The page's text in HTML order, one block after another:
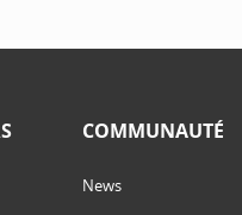
COMMUNAUTÉ
News